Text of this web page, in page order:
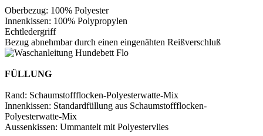
Oberbezug: 100% Polyester
Innenkissen: 100% Polypropylen
Echtledergriff
Bezug abnehmbar durch einen eingenähten Reißverschluß
FÜLLUNG
Rand: Schaumstoffflocken-Polyesterwatte-Mix
Innenkissen: Standardfüllung aus Schaumstoffflocken-
Polyesterwatte-Mix
Aussenkissen: Ummantelt mit Polyestervlies